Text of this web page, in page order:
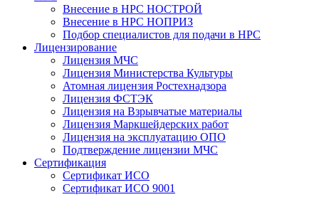
Внесение в НРС НОСТРОЙ
Внесение в НРС НОПРИЗ
Подбор специалистов для подачи в НРС
Лицензирование
Лицензия МЧС
Лицензия Министерства Культуры
Атомная лицензия Ростехнадзора
Лицензия ФСТЭК
Лицензия на Взрывчатые материалы
Лицензия Маркшейдерских работ
Лицензия на эксплуатацию ОПО
Подтверждение лицензии МЧС
Сертификация
Сертификат ИСО
Сертификат ИСО 9001